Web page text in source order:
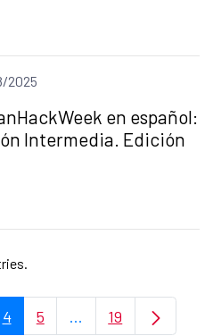
2025
en español:
Intermedia. Edición
Page
4 Page
5 ...Intermediate
Page
19